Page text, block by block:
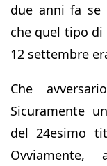
due anni fa se
che quel tipo
12 settembre
Che
Sicuramente
del 24esimo